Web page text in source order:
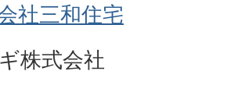
社三和住宅
株式会社